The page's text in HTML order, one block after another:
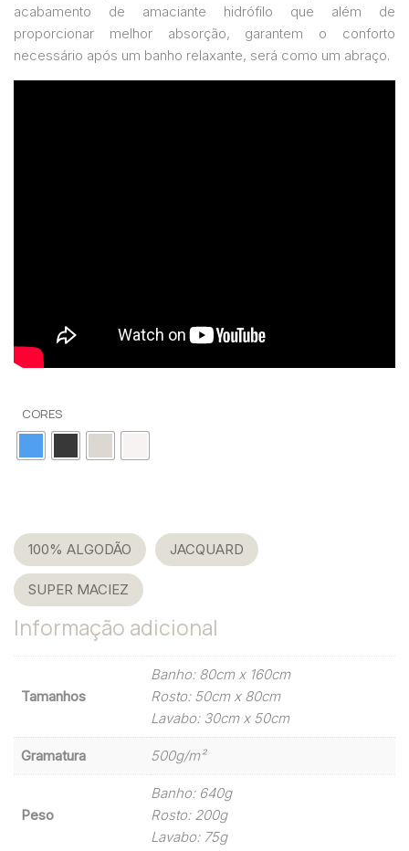
acabamento de amaciante hidrófilo que além de
proporcionar melhor absorção, garantem o conforto
necessário após um banho relaxante, será como um abraço.
CORES
100% ALGODÃO JACQUARD
SUPER MACIEZ
Informação adicional
Tamanhos
Banho: 80cm x 160cm
Rosto: 50cm x 80cm
Lavabo: 30cm x 50cm
Gramatura 500g/m²
Peso
Banho: 640g
Rosto: 200g
Lavabo: 75g